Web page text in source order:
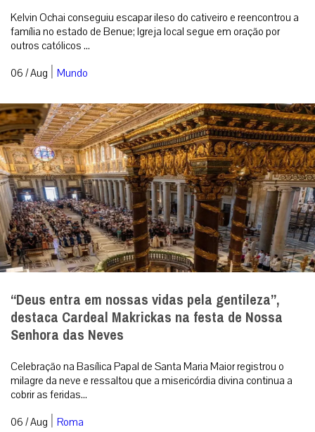
Kelvin Ochai conseguiu escapar ileso do cativeiro e reencontrou a
família no estado de Benue; Igreja local segue em oração por
outros católicos ...
06 / Aug | Mundo
“Deus entra em nossas vidas pela gentileza”,
destaca Cardeal Makrickas na festa de Nossa
Senhora das Neves
Celebração na Basílica Papal de Santa Maria Maior registrou o
milagre da neve e ressaltou que a misericórdia divina continua a
cobrir as feridas...
06 / Aug | Roma